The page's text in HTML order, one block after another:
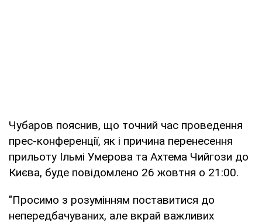
Чубаров пояснив, що точний час проведення
прес-конференції, як і причина перенесення
прильоту Ільмі Умерова та Ахтема Чийгози до
Києва, буде повідомлено 26 жовтня о 21:00.
"Просимо з розумінням поставитися до
непередбачуваних, але вкрай важливих